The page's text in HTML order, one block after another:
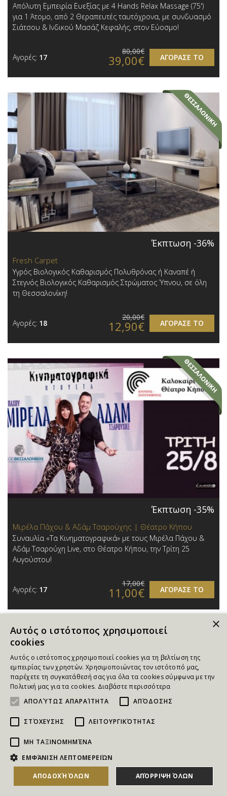
Απόλυτη Εμπειρία Ευεξίας με 4 Hands Relax Massage (75')
για 1 Άτομο, από 2 Θεραπευτές ταυτόχρονα, με συνδυασμό
Σιάτσου & Ινδικού Μασάζ Κεφαλής, στον Εύοσμο!
Αγορές: 17 ΑΓΟΡΑΣΕ ΤΟ
80,00€
39,00€
Έκπτωση -36%
Fresh Carpet
Υγρός Βιολογικός Καθαρισμός Πολυθρόνας ή Καναπέ ή
Στεγνός Βιολογικός Καθαρισμός Στρώματος Ύπνου, σε όλη
τη Θεσσαλονίκη!
Αγορές: 18 ΑΓΟΡΑΣΕ ΤΟ
20,00€
12,90€
Έκπτωση -35%
Μιρέλα Πάχου & Αδάμ Τσαρούχης | Θέατρο Κήπου
Συναυλία «Τα Κινηματογραφικά» με τους Μιρέλα Πάχου &
Αδάμ Τσαρούχη Live, στο Θέατρο Κήπου, την Τρίτη 25
Αυγούστου!
Αγορές: 17 ΑΓΟΡΑΣΕ ΤΟ
17,00€
11,00€
Έκπτωση -25%
Θερινό Cine Ελληνίς 1 | Κέντρο
×
Αυτός ο ιστότοπος χρησιμοποιεί
cookies
Αυτός ο ιστότοπος χρησιμοποιεί cookies για τη βελτίωση της
εμπειρίας των χρηστών. Χρησιμοποιώντας τον ιστότοπό μας,
παρέχετε τη συγκατάθεσή σας για όλα τα cookies σύμφωνα με την
Πολιτική μας για τα cookies. Διαβάστε περισσότερα
ΑΠΟΛΎΤΩΣ ΑΠΑΡΑΊΤΗΤΑ
ΑΠΌΔΟΣΗΣ
ΣΤΌΧΕΥΣΗΣ ΛΕΙΤΟΥΡΓΙΚΌΤΗΤΑΣ
ΜΗ ΤΑΞΙΝΟΜΗΜΈΝΑ
ΕΜΦΆΝΙΣΗ ΛΕΠΤΟΜΕΡΕΙΏΝ
ΑΠΟΔΟΧΉ ΌΛΩΝ ΑΠΌΡΡΙΨΗ ΌΛΩΝ